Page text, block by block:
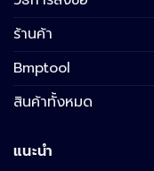
ร้านค้า
Bmptool
สินค้าทั้งหมด
แนะนำ